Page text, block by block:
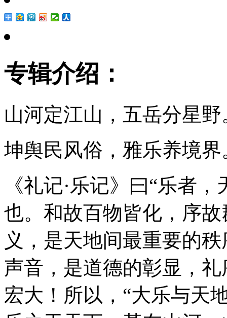
专辑介绍：
山河定江山，五岳分星野
坤舆民风俗，雅乐养境界
《礼记·乐记》曰“乐者
也。和故百物皆化，序
义，是天地间最重要的
声音，是道德的彰显，
宏大！所以，“大乐与天